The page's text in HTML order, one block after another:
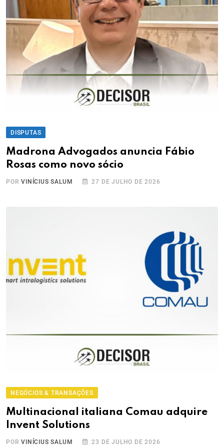
DISPUTAS
Madrona Advogados anuncia Fábio
Rosas como novo sócio
PORVINÍCIUS SALUM 27 DE JULHO DE 2026
NEGÓCIOS & TRANSAÇÕES
Multinacional italiana Comau adquire
Invent Solutions
PORVINÍCIUS SALUM 23 DE JULHO DE 2026